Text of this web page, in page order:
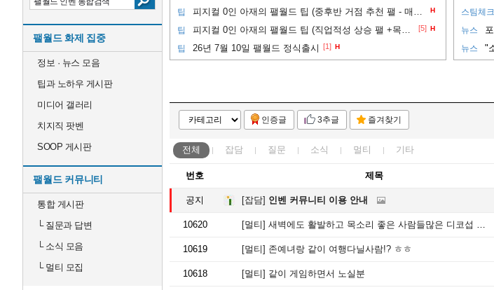
팰월드 화제 집중
정보 · 뉴스 모음
팁과 노하우 게시판
미디어 갤러리
치지직 팟벤
SOOP 게시판
팰월드 커뮤니티
통합 게시판
└질문과 답변
└소식 모음
└멀티 모집
팁 피지컬 0인 아재의 팰월드 팁 (중후반 거점 추천 팰 - 매우 주관적 주의) - [정출 1.0버전] H
팁 피지컬 0인 아재의 팰월드 팁 (직업적성 상승 팰 +목장팰 + 패시브) - [정출 1.0버전] [5] H
팁 26년 7월 10일 팰월드 정식출시 [1] H
스팀체크
뉴스
뉴스
인증글 3추글 즐겨찾기
전체 잡담 질문 소식 멀티 기타
번호 제목
공지 [잡담] 인벤 커뮤니티 이용 안내
10620 [멀티] 새벽에도 활발하고 목소리 좋은 사람들많은 디코섭 옷실분??
10619 [멀티] 존예녀랑 같이 여행다닐사람!? ㅎㅎ
10618 [멀티] 같이 게임하면서 노실분